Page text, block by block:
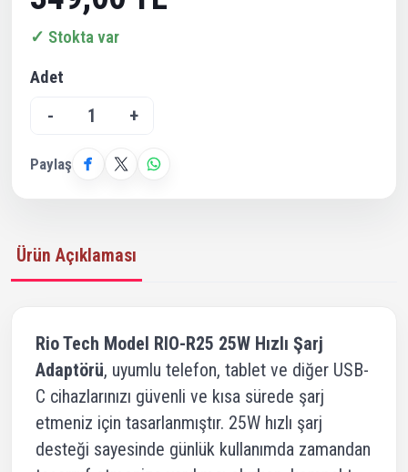
✓ Stokta var
Adet
- 1 +
Paylaş
Ürün Açıklaması
Rio Tech Model RIO-R25 25W Hızlı Şarj
Adaptörü, uyumlu telefon, tablet ve diğer USB-
C cihazlarınızı güvenli ve kısa sürede şarj
etmeniz için tasarlanmıştır. 25W hızlı şarj
desteği sayesinde günlük kullanımda zamandan